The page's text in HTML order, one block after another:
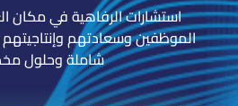
استشارات الرفاهية في
الموظفين وسعادتهم
شاملة وحلول